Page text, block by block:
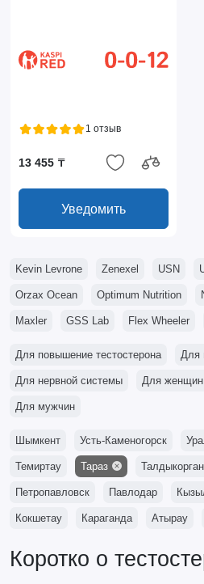
1 отзыв
13 455 ₸
Уведомить
Kevin Levrone Zenexel USN
Orzax Ocean Optimum Nutrition
Maxler GSS Lab Flex Wheeler
Для повышение тестостерона Для
Для нервной системы Для женщин
Для мужчин
Шымкент Усть-Каменогорск
Темиртау Тараз Талдыкорган
Петропавловск Павлодар
Кокшетау Караганда Атырау
Коротко о